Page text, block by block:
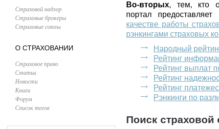
Страховой надзор
Страховые брокеры
Страховые союзы
О СТРАХОВАНИИ
Страховое право
Статьи
Новости
Книги
Форум
Список тегов
Во-вторых, тем, кто
портал
качестве работы
рэнкингами страховых
Народный
Рейтинг
Рейтинг выплат
Рейтинг
Рейтинг
Рэнкинги по
Поиск страховой